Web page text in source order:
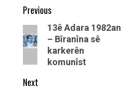
Post
navigation
Previous
Previous
post:
13ê Adara 1982an
– Bîranîna sê
karkerên
komunîst
Next